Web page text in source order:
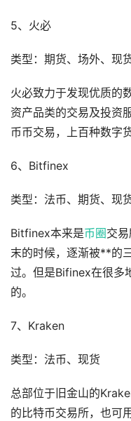
5、火必
类型：期货、场外、现
火必致力于发现优质的
资产品类的交易及投资
币币交易，上百种数字
6、Bitfinex
类型：法币、期货、现
Bitfinex本来是币圈交
末的时候，逐渐被**的
过。但是Bifinex在很多
的。
7、Kraken
类型：法币、现货
总部位于旧金山的
的比特币交易所，也可